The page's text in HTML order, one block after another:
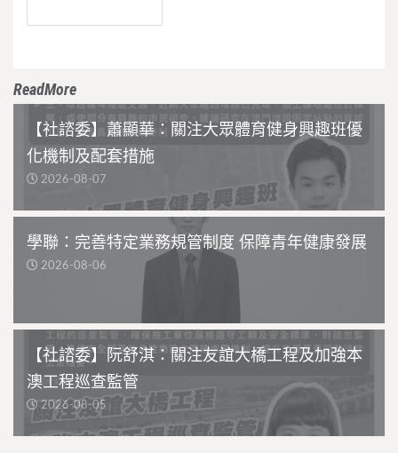
ReadMore
【社諮委】蕭顯華：關注大眾體育健身興趣班優
化機制及配套措施
2026-08-07
學聯：完善特定業務規管制度 保障青年健康發展
2026-08-06
【社諮委】阮舒淇：關注友誼大橋工程及加強本
澳工程巡查監管
2026-08-05